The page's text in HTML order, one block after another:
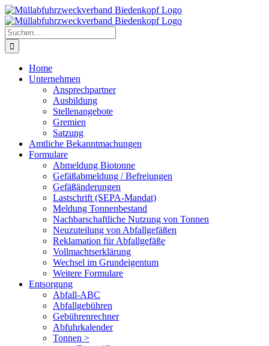
Zum
Inhalt
springen
Suche
nach:
Home
Unternehmen
Ansprechpartner
Ausbildung
Stellenangebote
Gremien
Satzung
Amtliche Bekanntmachungen
Formulare
Abmeldung Biotonne
Gefäßabmeldung / Befreiungen
Gefäßänderungen
Lastschrift (SEPA-Mandat)
Meldung Tonnenbestand
Nachbarschaftliche Nutzung von Tonnen
Neuzuteilung von Abfallgefäßen
Reklamation für Abfallgefäße
Vollmachtserklärung
Wechsel im Grundeigentum
Weitere Formulare
Entsorgung
Abfall-ABC
Abfallgebühren
Gebührenrechner
Abfuhrkalender
Tonnen >